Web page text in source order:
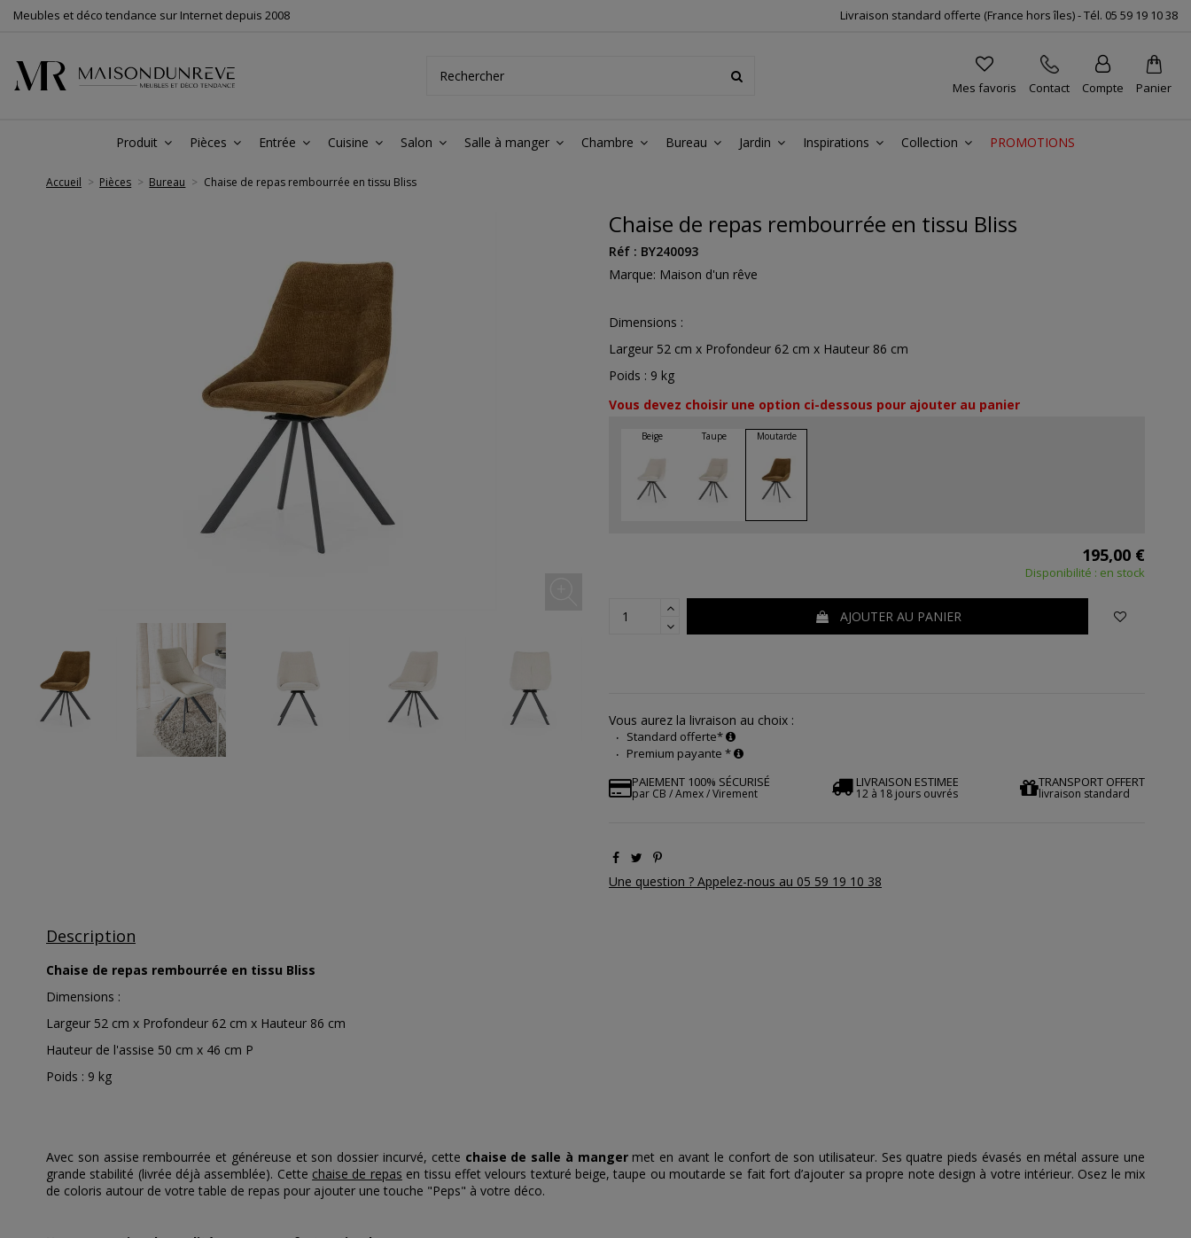
Meubles et déco tendance sur Internet depuis 2008 Livraison standard offerte (France hors îles) -Tél. 05 59 19 10 38
Mes favoris Contact Compte Panier
Produit Pièces Entrée Cuisine Salon Salle à manger Chambre Bureau Jardin Inspirations Collection PROMOTIONS
Accueil Pièces Bureau Chaise de repas rembourrée en tissu Bliss
Chaise de repas rembourrée en tissu Bliss
Réf : BY240093
Marque: Maison d'un rêve
Dimensions :
Largeur 52 cm x Profondeur 62 cm x Hauteur 86 cm
Poids : 9 kg
Vous devez choisir une option ci-dessous pour ajouter au panier
195,00 €
Disponibilité : en stock
AJOUTER AU PANIER
Vous aurez la livraison au choix :
Standard offerte*
Premium payante *
PAIEMENT 100% SÉCURISÉ
par CB / Amex / Virement
LIVRAISON ESTIMEE
12 à 18 jours ouvrés
TRANSPORT OFFERT
livraison standard
Une question ? Appelez-nous au 05 59 19 10 38
Description
Chaise de repas rembourrée en tissu Bliss
Dimensions :
Largeur 52 cm x Profondeur 62 cm x Hauteur 86 cm
Hauteur de l'assise 50 cm x 46 cm P
Poids : 9 kg
Avec son assise rembourrée et généreuse et son dossier incurvé, cette chaise de salle à manger met en avant le confort de son utilisateur. Ses quatre pieds évasés en métal assure une
grande stabilité (livrée déjà assemblée). Cette chaise de repas en tissu effet velours texturé beige, taupe ou moutarde se fait fort d’ajouter sa propre note design à votre intérieur. Osez le mix
de coloris autour de votre table de repas pour ajouter une touche "Peps" à votre déco.